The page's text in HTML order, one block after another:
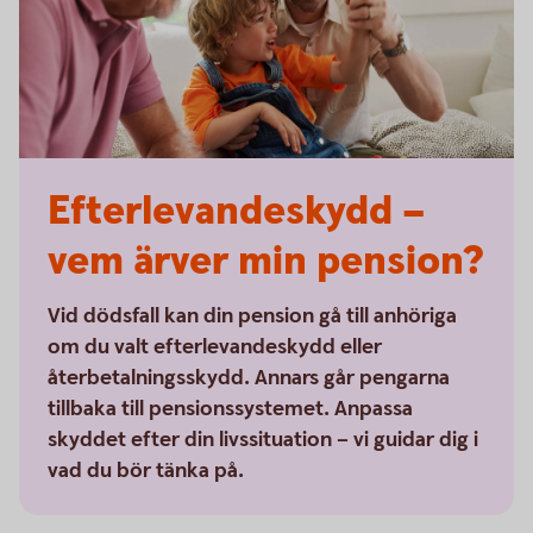
Efterlevandeskydd –
vem ärver min pension?
Vid dödsfall kan din pension gå till anhöriga
om du valt efterlevandeskydd eller
återbetalningsskydd. Annars går pengarna
tillbaka till pensionssystemet. Anpassa
skyddet efter din livssituation – vi guidar dig i
vad du bör tänka på.